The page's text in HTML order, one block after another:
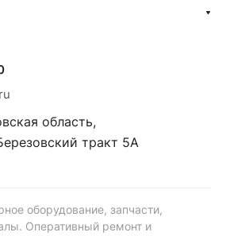
область,
тракт 5А
оборудование, запчасти,
Оперативный ремонт и